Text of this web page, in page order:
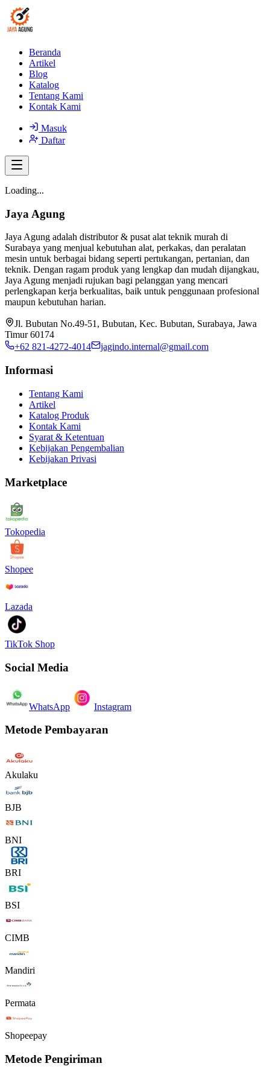
Beranda
Artikel
Blog
Katalog
Tentang Kami
Kontak Kami
Masuk
Daftar
Loading...
Jaya Agung
Jaya Agung adalah distributor & pusat alat teknik murah di
Surabaya yang menjual kebutuhan alat, perkakas, dan peralatan
mesin untuk berbagai bidang seperti pertukangan, pertanian, dan
teknik. Dengan ragam produk yang lengkap dan mudah dijangkau,
Jaya Agung menjadi rujukan bagi pelanggan yang mencari
perlengkapan kerja berkualitas, baik untuk penggunaan profesional
maupun kebutuhan harian.
Jl. Bubutan No.49-51, Bubutan, Kec. Bubutan, Surabaya, Jawa
Timur 60174
+62 821-4272-4014
jagindo.internal@gmail.com
Informasi
Tentang Kami
Artikel
Katalog Produk
Kontak Kami
Syarat & Ketentuan
Kebijakan Pengembalian
Kebijakan Privasi
Marketplace
Tokopedia
Shopee
Lazada
TikTok Shop
Social Media
WhatsApp Instagram
Metode Pembayaran
Akulaku
BJB
BNI
BRI
BSI
CIMB
Mandiri
Permata
Shopeepay
Metode Pengiriman